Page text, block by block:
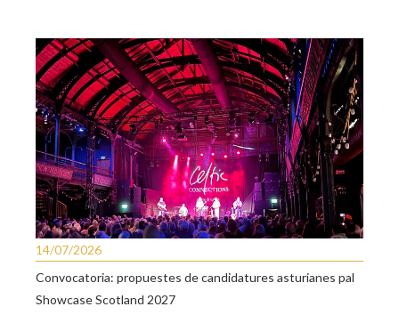
14/07/2026
Convocatoria: propuestes de candidatures asturianes pal
Showcase Scotland 2027